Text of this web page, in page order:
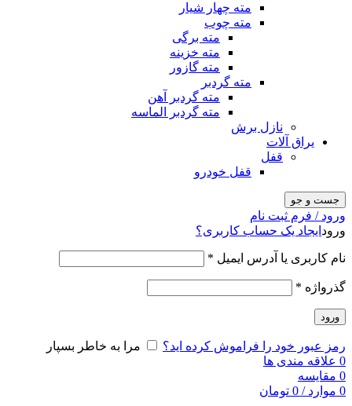
مته چهار شیار
مته چوب
مته برگی
مته خزینه
مته گازور
مته گردبر
مته گردبر آهن
مته گردبر الماسه
نازل برش
یراق آلات
قفل
قفل خودرو
جست و جو
ورود / فرم ثبت نام
ورود ایجاد یک حساب کاربری؟
نام کاربری یا آدرس ایمیل *
گذرواژه *
ورود
رمز عبور خود را فراموش کرده اید؟
مرا به خاطر بسپار
0 علاقه مندی ها
0 مقایسه
0 موارد /
0 تومان